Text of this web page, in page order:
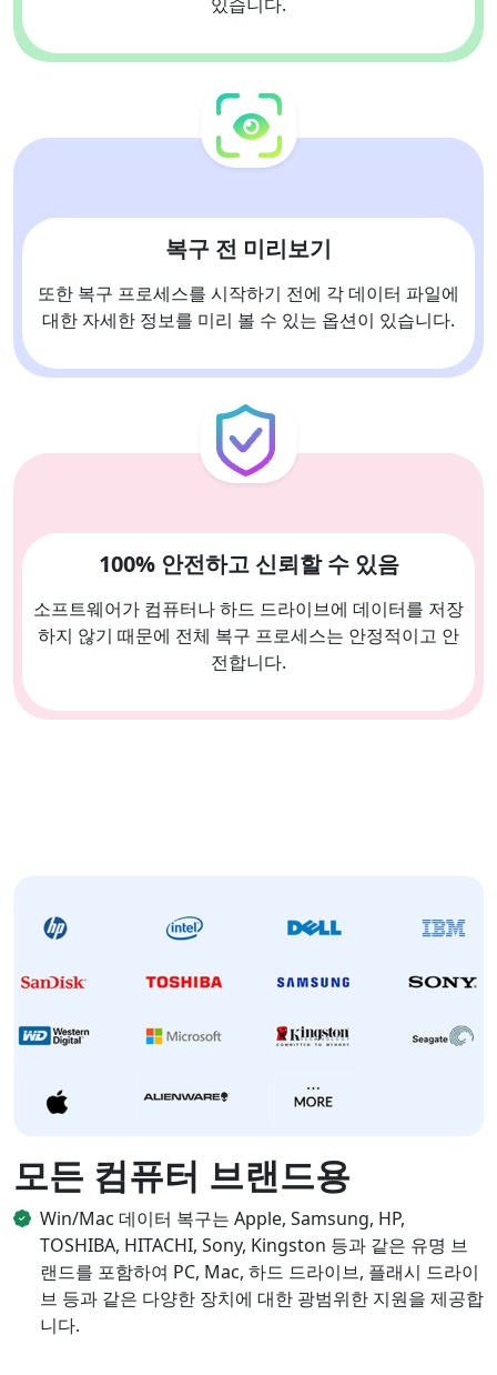
복구 전 미리보기
또한 복구 프로세스를 시작하기 전에 각 데이터 파일에
대한 자세한 정보를 미리 볼 수 있는 옵션이 있습니다.
100% 안전하고 신뢰할 수 있음
소프트웨어가 컴퓨터나 하드 드라이브에 데이터를 저장
하지 않기 때문에 전체 복구 프로세스는 안정적이고 안
전합니다.
모든 컴퓨터 브랜드용
Win/Mac 데이터 복구는 Apple, Samsung, HP,
TOSHIBA, HITACHI, Sony, Kingston 등과 같은 유명 브
랜드를 포함하여 PC, Mac, 하드 드라이브, 플래시 드라이
브 등과 같은 다양한 장치에 대한 광범위한 지원을 제공합
니다.